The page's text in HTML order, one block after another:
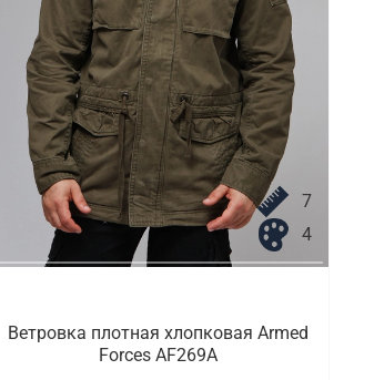
7
4
Ветровка плотная хлопковая Armed
Forces AF269A